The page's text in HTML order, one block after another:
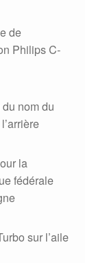
de
Philips C-
nom du
la
fédérale
sur l’aile